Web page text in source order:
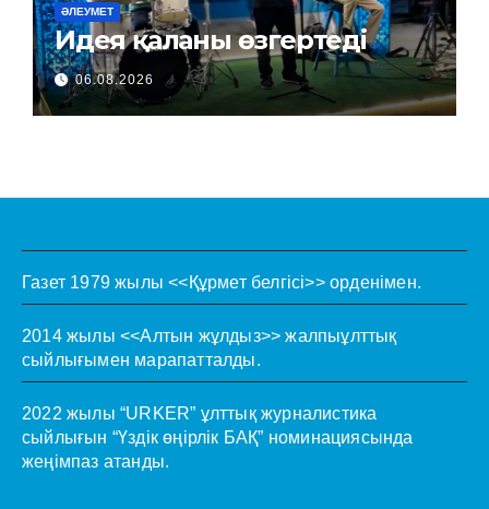
ӘЛЕУМЕТ
Идея қаланы өзгертеді
06.08.2026
Газет 1979 жылы <<Құрмет белгісі>> орденімен.
2014 жылы <<Алтын жұлдыз>> жалпыұлттық
сыйлығымен марапатталды.
2022 жылы “URKER” ұлттық журналистика
сыйлығын “Үздік өңірлік БАҚ” номинациясында
жеңімпаз атанды.